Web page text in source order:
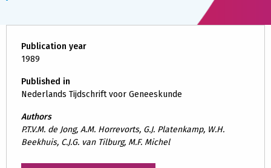
Publication year
1989
Published in
Nederlands Tijdschrift voor Geneeskunde
Authors
P.T.V.M. de Jong, A.M. Horrevorts, G.J. Platenkamp, W.H.
Beekhuis, C.J.G. van Tilburg, M.F. Michel